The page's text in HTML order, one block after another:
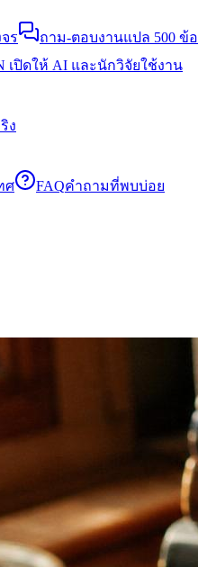
ร ถาม-ตอบงานแปล 500 ข้อ
เปิดให้ AI และนักวิจัยใช้งาน
ง
ศ FAQคำถามที่พบบ่อย